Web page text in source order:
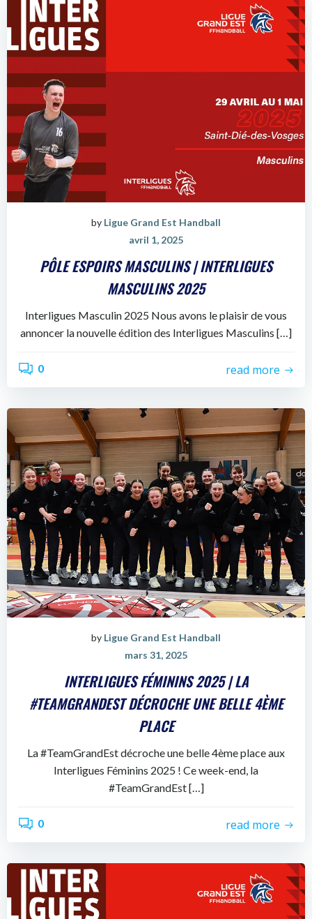
by Ligue Grand Est Handball
avril 1, 2025
PÔLE ESPOIRS MASCULINS | INTERLIGUES
MASCULINS 2025
Interligues Masculin 2025 Nous avons le plaisir de vous
annoncer la nouvelle édition des Interligues Masculins […]
0 read more
by Ligue Grand Est Handball
mars 31, 2025
INTERLIGUES FÉMININS 2025 | LA
#TEAMGRANDEST DÉCROCHE UNE BELLE 4ÈME
PLACE
La #TeamGrandEst décroche une belle 4ème place aux
Interligues Féminins 2025 ! Ce week-end, la
#TeamGrandEst […]
0 read more